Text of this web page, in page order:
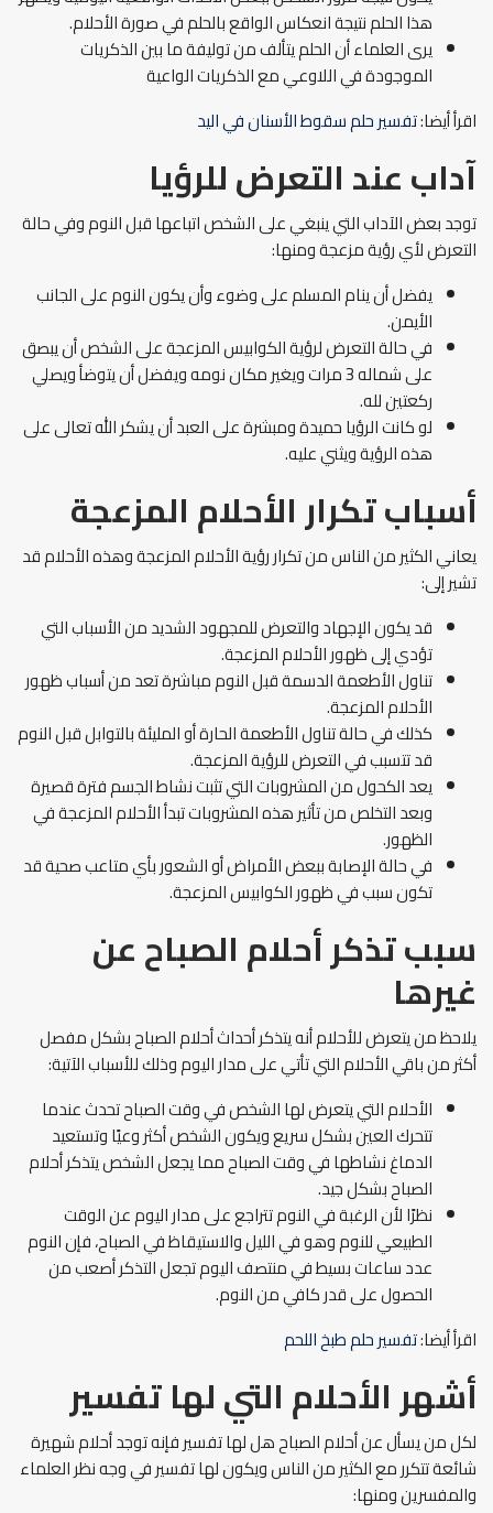
هذا الحلم نتيجة انعكاس الواقع بالحلم في صورة الأحلام.
يرى العلماء أن الحلم يتألف من توليفة ما بين الذكريات
الموجودة في اللاوعي مع الذكريات الواعية
اقرأ أيضا:تفسير حلم سقوط الأسنان في اليد
آداب عند التعرض للرؤيا
توجد بعض الآداب التي ينبغي على الشخص اتباعها قبل النوم وفي حالة
التعرض لأي رؤية مزعجة ومنها:
يفضل أن ينام المسلم على وضوء وأن يكون النوم على الجانب
الأيمن.
في حالة التعرض لرؤية الكوابيس المزعجة على الشخص أن يبصق
على شماله 3 مرات ويغير مكان نومه ويفضل أن يتوضأ ويصلي
ركعتين لله.
لو كانت الرؤيا حميدة ومبشرة على العبد أن يشكر الله تعالى على
هذه الرؤية ويثني عليه.
أسباب تكرار الأحلام المزعجة
يعاني الكثير من الناس من تكرار رؤية الأحلام المزعجة وهذه الأحلام قد
تشير إلى:
قد يكون الإجهاد والتعرض للمجهود الشديد من الأسباب التي
تؤدي إلى ظهور الأحلام المزعجة.
تناول الأطعمة الدسمة قبل النوم مباشرة تعد من أسباب ظهور
الأحلام المزعجة.
كذلك في حالة تناول الأطعمة الحارة أو المليئة بالتوابل قبل النوم
قد تتسبب في التعرض للرؤية المزعجة.
يعد الكحول من المشروبات التي تثبت نشاط الجسم فترة قصيرة
وبعد التخلص من تأثير هذه المشروبات تبدأ الأحلام المزعجة في
الظهور.
في حالة الإصابة ببعض الأمراض أو الشعور بأي متاعب صحية قد
تكون سبب في ظهور الكوابيس المزعجة.
سبب تذكر أحلام الصباح عن
غيرها
يلاحظ من يتعرض للأحلام أنه يتذكر أحداث أحلام الصباح بشكل مفصل
أكثر من باقي الأحلام التي تأتي على مدار اليوم وذلك للأسباب الآتية:
الأحلام التي يتعرض لها الشخص في وقت الصباح تحدث عندما
تتحرك العين بشكل سريع ويكون الشخص أكثر وعيًا وتستعيد
الدماغ نشاطها في وقت الصباح مما يجعل الشخص يتذكر أحلام
الصباح بشكل جيد.
نظرًا لأن الرغبة في النوم تتراجع على مدار اليوم عن الوقت
الطبيعي للنوم وهو في الليل والاستيقاظ في الصباح، فإن النوم
عدد ساعات بسيط في منتصف اليوم تجعل التذكر أصعب من
الحصول على قدر كافي من النوم.
اقرأ أيضا:تفسير حلم طبخ اللحم
أشهر الأحلام التي لها تفسير
لكل من يسأل عن أحلام الصباح هل لها تفسير فإنه توجد أحلام شهيرة
شائعة تتكرر مع الكثير من الناس ويكون لها تفسير في وجه نظر العلماء
والمفسرين ومنها: